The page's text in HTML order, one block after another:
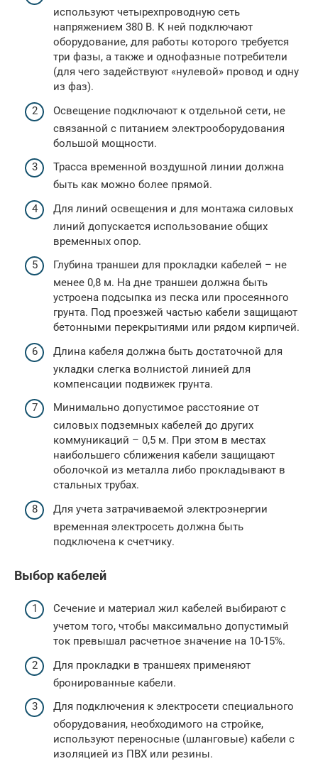
используют четырехпроводную сеть
напряжением 380 В. К ней подключают
оборудование, для работы которого требуется
три фазы, а также и однофазные потребители
(для чего задействуют «нулевой» провод и одну
из фаз).
Освещение подключают к отдельной сети, не
связанной с питанием электрооборудования
большой мощности.
Трасса временной воздушной линии должна
быть как можно более прямой.
Для линий освещения и для монтажа силовых
линий допускается использование общих
временных опор.
Глубина траншеи для прокладки кабелей – не
менее 0,8 м. На дне траншеи должна быть
устроена подсыпка из песка или просеянного
грунта. Под проезжей частью кабели защищают
бетонными перекрытиями или рядом кирпичей.
Длина кабеля должна быть достаточной для
укладки слегка волнистой линией для
компенсации подвижек грунта.
Минимально допустимое расстояние от
силовых подземных кабелей до других
коммуникаций – 0,5 м. При этом в местах
наибольшего сближения кабели защищают
оболочкой из металла либо прокладывают в
стальных трубах.
Для учета затрачиваемой электроэнергии
временная электросеть должна быть
подключена к счетчику.
Выбор кабелей
Сечение и материал жил кабелей выбирают с
учетом того, чтобы максимально допустимый
ток превышал расчетное значение на 10-15%.
Для прокладки в траншеях применяют
бронированные кабели.
Для подключения к электросети специального
оборудования, необходимого на стройке,
используют переносные (шланговые) кабели с
изоляцией из ПВХ или резины.